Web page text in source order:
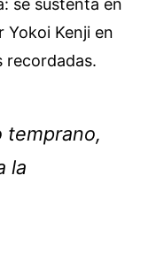
se sustenta en
Kenji en
recordadas.
temprano,
la